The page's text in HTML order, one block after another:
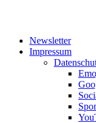
Newsletter
Impressum